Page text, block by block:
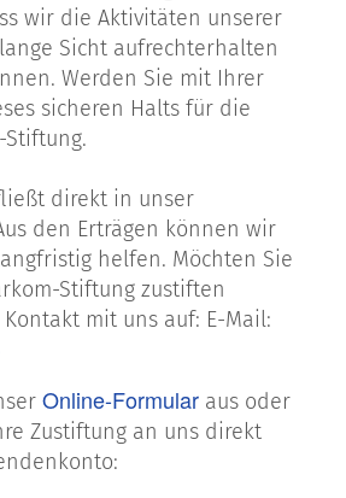
wir die Aktivitäten unserer
Sicht aufrechterhalten
Werden Sie mit Ihrer
sicheren Halts für die
Stiftung.
direkt in unser
den Erträgen können wir
helfen. Möchten Sie
Stiftung zustiften
mit uns auf: E-Mail:
Online-Formular aus oder
Zustiftung an uns direkt